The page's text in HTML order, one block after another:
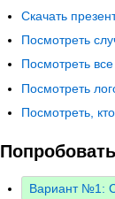
Скачать
Посмотреть
Посмотреть
Посмотреть
Посмотреть,
Попробовать
Вариант №1: